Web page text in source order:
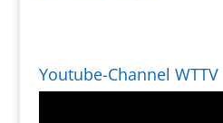
Youtube-Channel WTTV